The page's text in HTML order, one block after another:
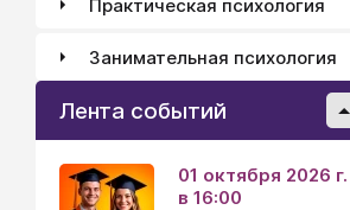
Практическая психология
Занимательная психология
Лента событий
01 октября 2026 г.
в 16:00